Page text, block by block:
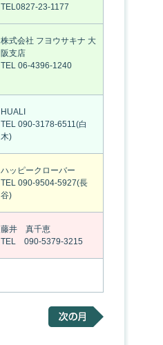
TEL0827-23-1177
株式会社 フヨウサキナ 大
阪支店
TEL 06-4396-1240
HUALI
TEL 090-3178-6511(白
木)
ハッピークローバー
TEL 090-9504-5927(長
谷)
藤井 真千恵
TEL 090-5379-3215